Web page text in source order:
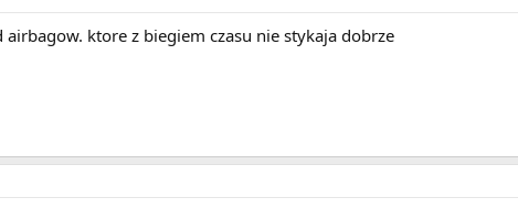
airbagow. ktore z biegiem czasu nie stykaja dobrze